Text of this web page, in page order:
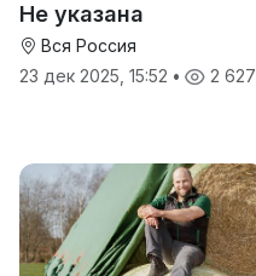
Не указана
Вся Россия
23 дек 2025, 15:52 • 2 627